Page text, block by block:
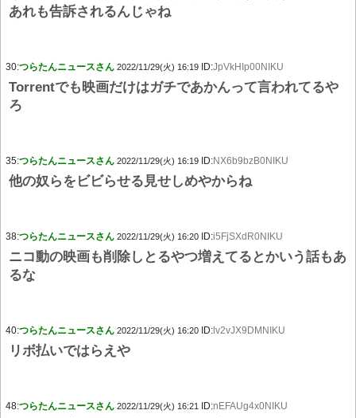
あれも告訴されるんじゃね
30:つらたんニュースさん 2022/11/29(火) 16:19 ID:JpVkHIp00NIKU
Torrentでも映画だけはガチであかんって言われてるや
ろ
35:つらたんニュースさん 2022/11/29(火) 16:19 ID:NX6b9bzB0NIKU
他の奴らをビビらせる見せしめやからね
38:つらたんニュースさん 2022/11/29(火) 16:20 ID:i5FjSXdR0NIKU
ニコ動の映画も削除しとるやつ増えてるとかいう話もあ
るな
40:つらたんニュースさん 2022/11/29(火) 16:20 ID: lv2vJX9DMNIKU
リボ払いではらえや
48:つらたんニュースさん 2022/11/29(火) 16:21 ID:nEFAUg4x0NIKU